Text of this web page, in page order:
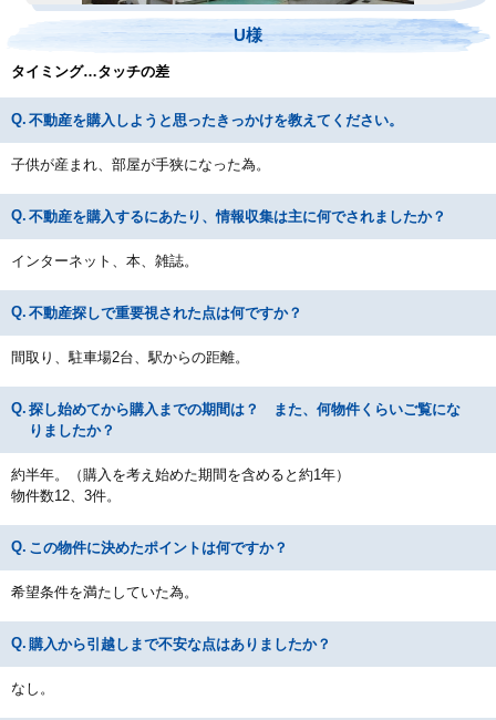
U様
タイミング…タッチの差
不動産を購入しようと思ったきっかけを教えてください。
子供が産まれ、部屋が手狭になった為。
不動産を購入するにあたり、情報収集は主に何でされましたか？
インターネット、本、雑誌。
不動産探しで重要視された点は何ですか？
間取り、駐車場2台、駅からの距離。
探し始めてから購入までの期間は？ また、何物件くらいご覧にな
りましたか？
約半年。（購入を考え始めた期間を含めると約1年）
物件数12、3件。
この物件に決めたポイントは何ですか？
希望条件を満たしていた為。
購入から引越しまで不安な点はありましたか？
なし。